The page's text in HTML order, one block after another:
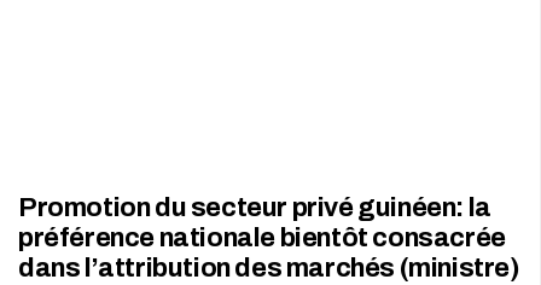
Promotion du secteur privé guinéen: la
préférence nationale bientôt consacrée
dans l’attribution des marchés (ministre)